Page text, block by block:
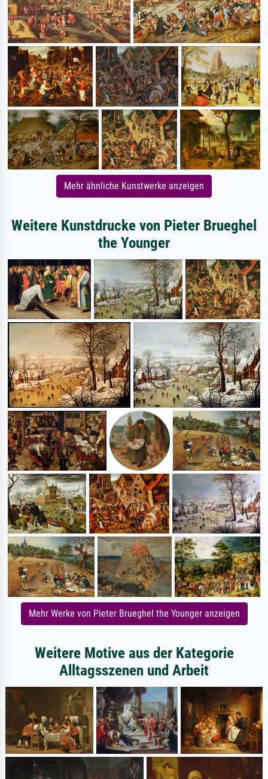
Mehr ähnliche Kunstwerke anzeigen
Weitere Kunstdrucke von Pieter Brueghel
the Younger
Mehr Werke von Pieter Brueghel the Younger anzeigen
Weitere Motive aus der Kategorie
Alltagsszenen und Arbeit